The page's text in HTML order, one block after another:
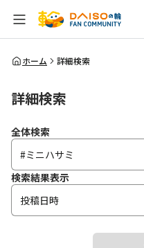
全体検索
ホーム 詳細検索
詳細検索
全体検索
検索結果表示
投稿日時